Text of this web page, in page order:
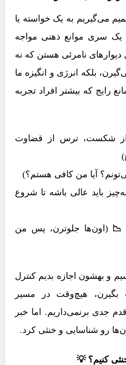
می‌گیریم به یک خواسته یا
یک سری موانع ذهنی مواجه
نامرئی هستن که نه
بلکه انرژی و انگیزه ما
رایج که بیشتر افراد تجربه
شکست، ترس از قضاوت
آیا من کافی هستم؟)
باید عالی باشه تا شروع
📉 (اون‌ها جلوترن، پس من
و بهشون اجازه بدیم کنترل
هیچ‌وقت در مسیر
قدم جدی برنمی‌داریم. اما خبر
رو شناسایی و خنثی کرد.
کنیم؟ 💡